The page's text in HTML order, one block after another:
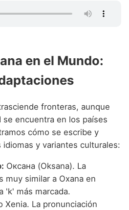
en el Mundo:
fronteras, aunque
se encuentra en los países
cómo se escribe y
idiomas y variantes culturales:
Оксана (Oksana). La
muy similar a Oxana en
'k' más marcada.
Xenia. La pronunciación